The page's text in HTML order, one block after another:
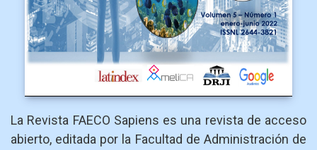
La Revista FAECO Sapiens es una revista de acceso
abierto, editada por la Facultad de Administración de